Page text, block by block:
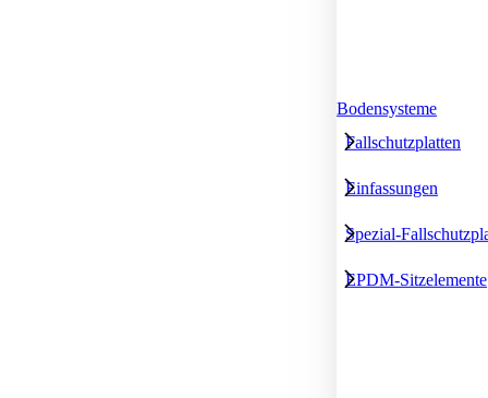
Bodensysteme
Fallschutzplatten
Einfassungen
Spezial-
EPDM-Sitzelemente